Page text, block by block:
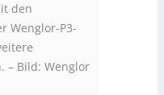
den
Wenglor-P3-
– Bild: Wenglor